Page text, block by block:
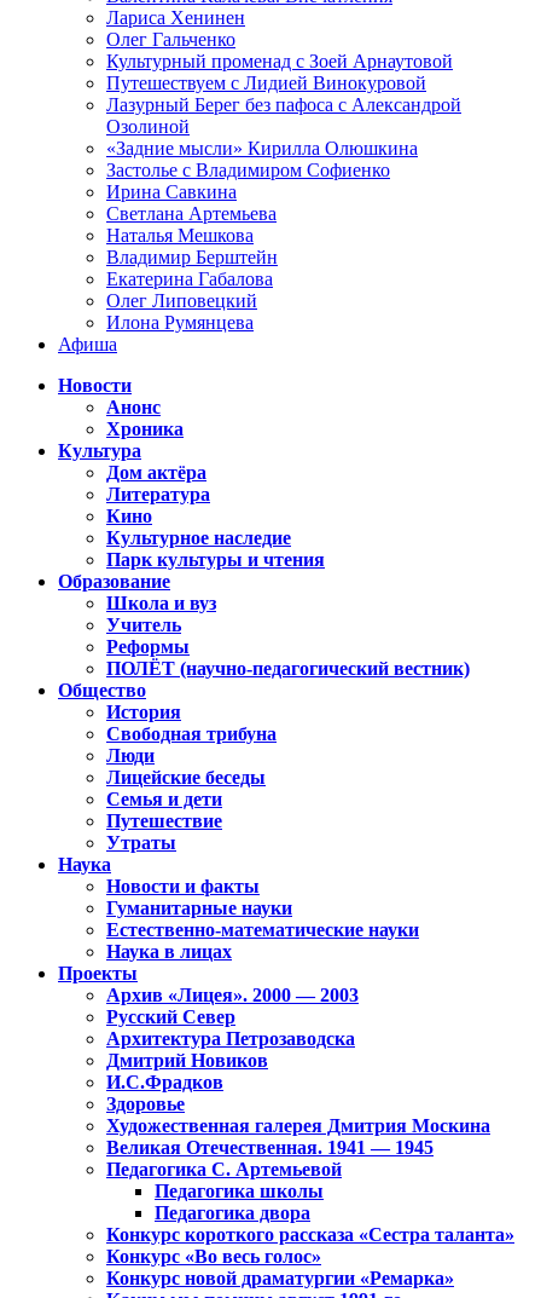
Лариса Хенинен
Олег Гальченко
Культурный променад с Зоей Арнаутовой
Путешествуем с Лидией Винокуровой
Лазурный Берег без пафоса с Александрой
Озолиной
«Задние мысли» Кирилла Олюшкина
Застолье с Владимиром Софиенко
Ирина Савкина
Светлана Артемьева
Наталья Мешкова
Владимир Берштейн
Екатерина Габалова
Олег Липовецкий
Илона Румянцева
Афиша
Новости
Анонс
Хроника
Культура
Дом актёра
Литература
Кино
Культурное наследие
Парк культуры и чтения
Образование
Школа и вуз
Учитель
Реформы
ПОЛЁТ (научно-педагогический вестник)
Общество
История
Свободная трибуна
Люди
Лицейские беседы
Семья и дети
Путешествие
Утраты
Наука
Новости и факты
Гуманитарные науки
Естественно-математические науки
Наука в лицах
Проекты
Архив «Лицея». 2000 — 2003
Русский Север
Архитектура Петрозаводска
Дмитрий Новиков
И.С.Фрадков
Здоровье
Художественная галерея Дмитрия Москина
Великая Отечественная. 1941 — 1945
Педагогика С. Артемьевой
Педагогика школы
Педагогика двора
Конкурс короткого рассказа «Сестра таланта»
Конкурс «Во весь голос»
Конкурс новой драматургии «Ремарка»